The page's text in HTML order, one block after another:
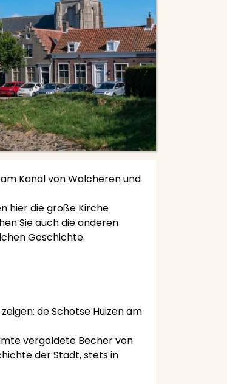
Kanal von Walcheren und
hier die große Kirche
Sie auch die anderen
Geschichte.
de Schotse Huizen am
vergoldete Becher von
der Stadt, stets in